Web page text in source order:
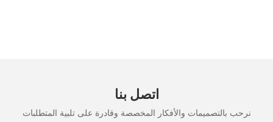
اتصل بنا
نرحب بالتصميمات والأفكار المخصصة وقادرة على تلبية المتطلبات